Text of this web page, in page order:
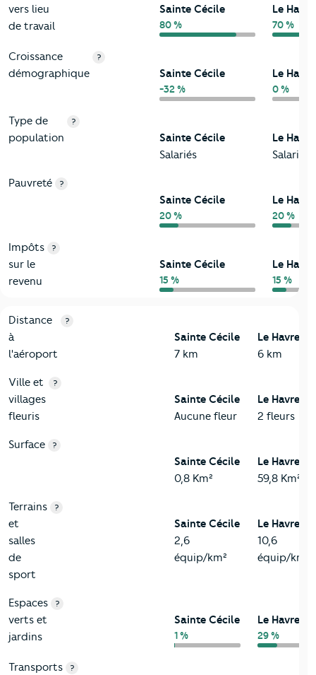
vers lieu
de travail
Sainte Cécile
80 %
Le Havre
70 %
Croissance
démographique
?
Sainte Cécile
-32 %
Le Havre
0 %
Type de
population
?
Sainte Cécile
Salariés
Le Havre
Salariés
Pauvreté ?
Sainte Cécile
20 %
Le Havre
20 %
Impôts
sur le
revenu
?
Sainte Cécile
15 %
Le Havre
15 %
3-Environnement
Critères Sainte Cécile
Distance
à
l'aéroport
?
Sainte Cécile
7 km
Le Havre
6 km
Ville et
villages
fleuris
?
Sainte Cécile
Aucune fleur
Le Havre
2 fleurs
Surface ?
Sainte Cécile
0,8 Km²
Le Havre
59,8 Km²
Terrains
et
salles
de
sport
?
Sainte Cécile
2,6
équip/km²
Le Havre
10,6
équip/km²
Espaces
verts et
jardins
?
Sainte Cécile
1 %
Le Havre
29 %
Transports
?